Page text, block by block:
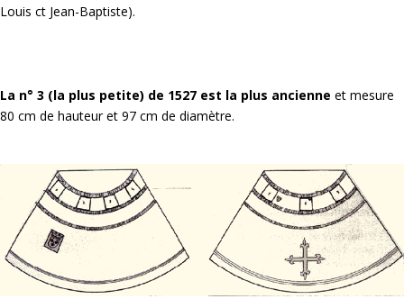
Louis ct Jean-Baptiste).
La n° 3 (la plus petite) de 1527 est la plus ancienne et mesure
80 cm de hauteur et 97 cm de diamètre.